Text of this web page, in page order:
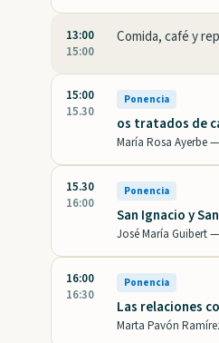
13:00
15:00
Comida, café y
15:00
15.30
Ponencia
os tratados de
María Rosa Ayerbe —
15.30
16:00
Ponencia
San Ignacio y
José María Guibert —
16:00
16:30
Ponencia
Las relaciones
Marta Pavón